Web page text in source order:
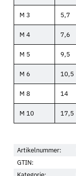
M 3 5,7
M 4 7,6
M 5 9,5
M 6 10,5
M 8 14
M 10 17,5
Artikelnummer:
GTIN: